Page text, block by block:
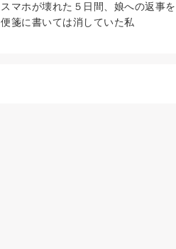
スマホが壊れた５日間、娘への返事を
便箋に書いては消していた私